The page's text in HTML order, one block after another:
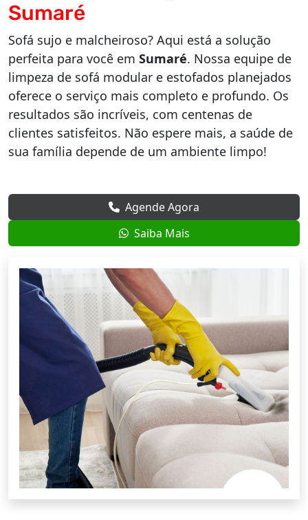
Sumaré
Sofá sujo e malcheiroso? Aqui está a solução
perfeita para você em Sumaré. Nossa equipe de
limpeza de sofá modular e estofados planejados
oferece o serviço mais completo e profundo. Os
resultados são incríveis, com centenas de
clientes satisfeitos. Não espere mais, a saúde de
sua família depende de um ambiente limpo!
Agende Agora
Saiba Mais